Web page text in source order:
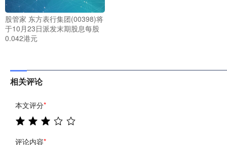
股管家 东方表行集团(00398)将
于10月23日派发末期股息每股
0.042港元
相关评论
本文评分*
评论内容*